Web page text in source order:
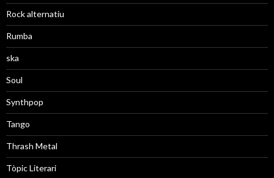
Rock alternatiu
Rumba
ska
Soul
Synthpop
Tango
Thrash Metal
Tòpic Literari